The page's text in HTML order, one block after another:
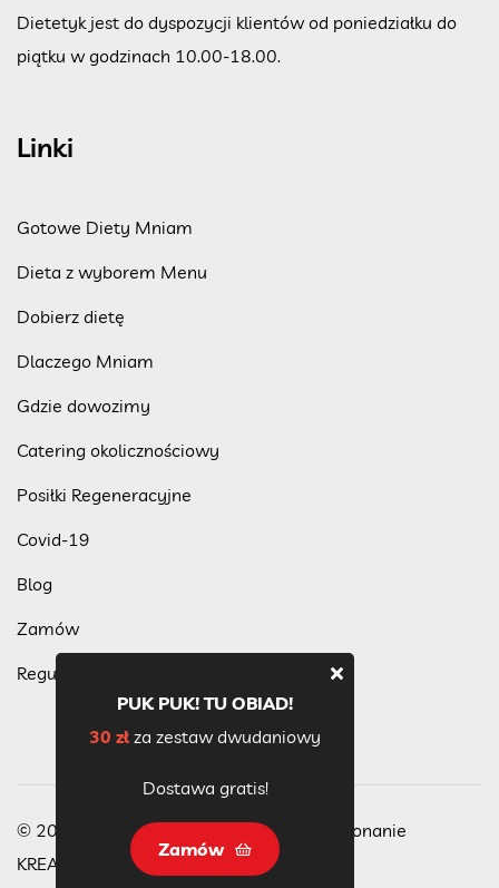
Dietetyk jest do dyspozycji klientów od poniedziałku do
piątku w godzinach 10.00-18.00.
Linki
Gotowe Diety Mniam
Dieta z wyborem Menu
Dobierz dietę
Dlaczego Mniam
Gdzie dowozimy
Catering okolicznościowy
Posiłki Regeneracyjne
Covid-19
Blog
Zamów
Regulamin programu lojalnościowego
© 2023 Wszelkie Prawa Zastrzeżone, wykonanie
KREACJA
PUK PUK! TU OBIAD!
30 zł za zestaw dwudaniowy
Dostawa gratis!
Zamów